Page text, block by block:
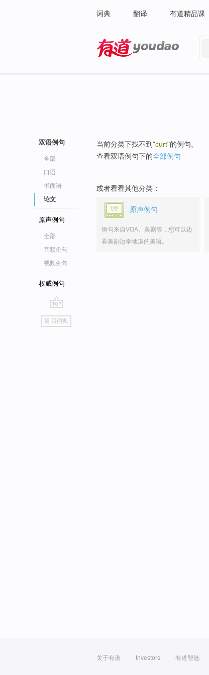
词典 翻译 有道精品课
双语例句
全部
口语
书面语
论文
原声例句
全部
音频例句
视频例句
权威例句
go
top
返回词典
当前分类下找不到"curt"的例句。
查看双语例句下的全部例句
或者看看其他分类：
原声例句
例句来自VOA、美剧等，您可以边
看美剧边学地道的美语。
关于有道 Investors 有道智选